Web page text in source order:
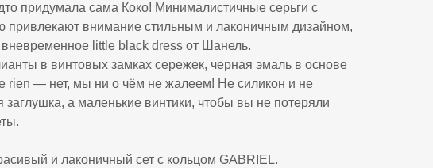
придумала сама Коко! Минималистичные серьги с
привлекают внимание стильным и лаконичным дизайном,
вневременное little black dress от Шанель.
в винтовых замках сережек, черная эмаль в основе
rien — нет, мы ни о чём не жалеем! Не силикон и не
заглушка, а маленькие винтики, чтобы вы не потеряли
и лаконичный сет с кольцом GABRIEL.